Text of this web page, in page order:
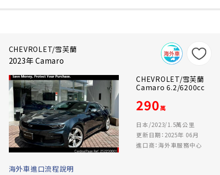
CHEVROLET/雪芙蘭
2023年 Camaro
CHEVROLET/雪芙蘭
Camaro 6.2/6200cc
290萬
日本/2023/1.5萬公里
更新日期：2025年 06月
進口商：海外車服務中心
海外車進口流程說明